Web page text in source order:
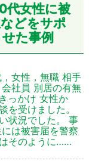
代女性に被
どをサポ
た事例
女性，無職 相手
社員 別居の有無
っかけ 女性か
を受けました。
状況でした。 事
は被害届を警察
そのように……